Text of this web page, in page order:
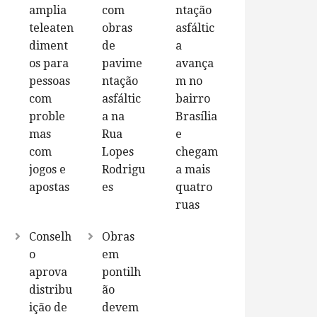
amplia
teleaten
diment
os para
pessoas
com
proble
mas
com
jogos e
apostas
com
obras
de
pavime
ntação
asfáltic
a na
Rua
Lopes
Rodrigu
es
ntação
asfáltic
a
avança
m no
bairro
Brasília
e
chegam
a mais
quatro
ruas
Conselh
o
aprova
distribu
ição de
Obras
em
pontilh
ão
devem